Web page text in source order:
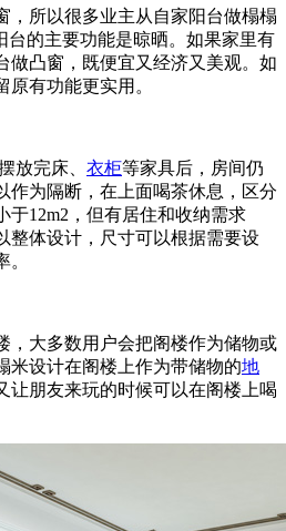
，所以很多业主从自家阳台做榻榻
台的主要功能是晾晒。如果家里有
做凸窗，既便宜又经济又美观。如
有功能更实用。
放完床、 衣柜等家具后，房间仍
作为隔断，在上面喝茶休息，区分
于12m2，但有居住和收纳需求
整体设计，尺寸可以根据需要设
，大多数用户会把阁楼作为储物或
米设计在阁楼上作为带储物的地
让朋友来玩的时候可以在阁楼上喝